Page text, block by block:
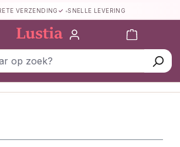
VERZENDING SNELLE LEVERING